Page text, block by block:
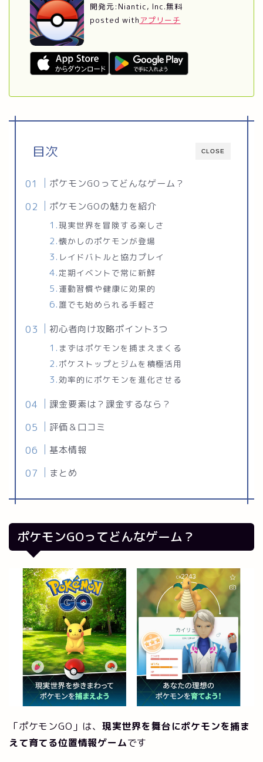
開発元: Niantic, Inc.無料
posted with アプリーチ
CLOSE
目次
ポケモンGOってどんなゲーム？
ポケモンGOの魅力を紹介
現実世界を冒険する楽しさ
懐かしのポケモンが登場
レイドバトルと協力プレイ
定期イベントで常に新鮮
運動習慣や健康に効果的
誰でも始められる手軽さ
初心者向け攻略ポイント3つ
まずはポケモンを捕まえまくる
ポケストップとジムを積極活用
効率的にポケモンを進化させる
課金要素は？課金するなら？
評価＆口コミ
基本情報
まとめ
ポケモンGOってどんなゲーム？
「ポケモンGO」は、 現実世界を舞台にポケモンを捕ま
えて育てる位置情報ゲームです